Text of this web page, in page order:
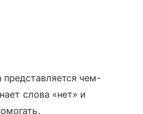
чем-
слова «нет» и